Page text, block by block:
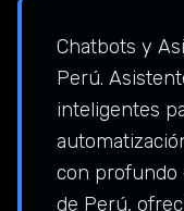
Chatbots y
Perú.
inteligentes
con profundo
de Perú,